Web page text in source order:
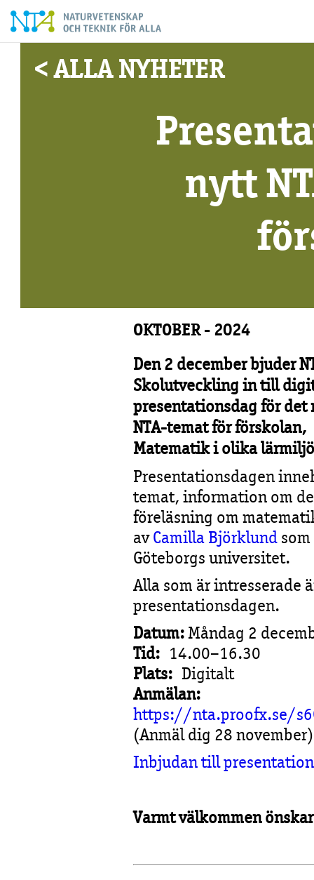
< ALLA NYHETER
nytt
OKTOBER - 2024
Den 2 december bjuder
Skolutveckling in till
presentationsdag för det
NTA-temat för förskolan,
Matematik i olika
Presentationsdagen
temat, information om
föreläsning om
av Camilla Björklund
Göteborgs universitet.
Alla som är intresserade
presentationsdagen.
Datum: Måndag 2
Tid: 14.00–16.30
Plats: Digitalt
Anmälan:
https://nta.proofx.se/
(Anmäl dig 28 november)
Inbjudan till
Varmt välkommen